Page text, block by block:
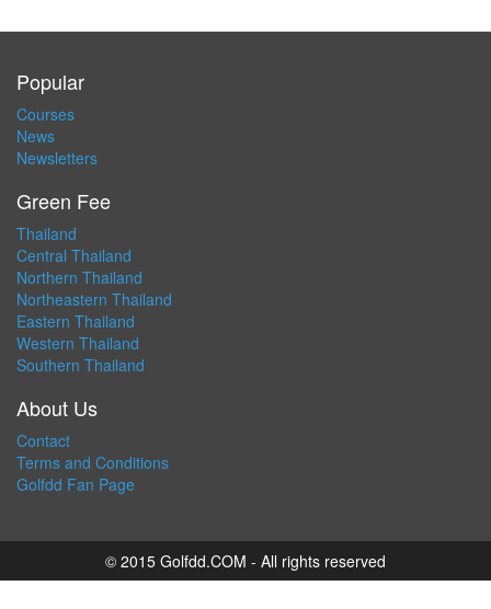
Popular
Courses
News
Newsletters
Green Fee
Thailand
Central Thailand
Northern Thailand
Northeastern Thailand
Eastern Thailand
Western Thailand
Southern Thailand
About Us
Contact
Terms and Conditions
Golfdd Fan Page
© 2015 Golfdd.COM - All rights reserved